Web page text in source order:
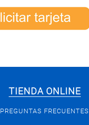
TIENDA ONLINE
PREGUNTAS FRECUENTES